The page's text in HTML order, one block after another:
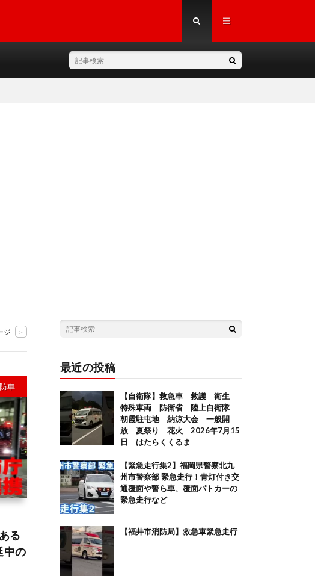
ジ >
車
る
中の
最近の投稿
【自衛隊】救急車 救護 衛生
特殊車両 防衛省 陸上自衛隊
朝霞駐屯地 納涼大会 一般開
放 夏祭り 花火 2026年7月15
日 はたらくくるま
【緊急走行集2】福岡県警察北九
州市警察部 緊急走行！青灯付き交
通覆面や警ら車、覆面パトカーの
緊急走行など
【福井市消防局】救急車緊急走行